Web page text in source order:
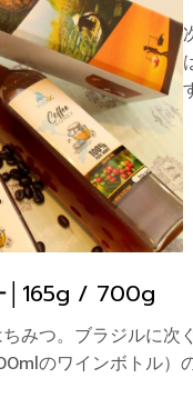
│165g / 700g
みつ。ブラジルに
のワインボトル）